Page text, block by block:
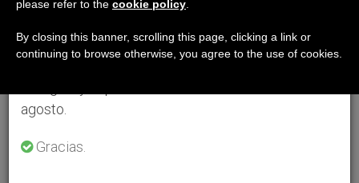
se generan menos informaciones y también el
agosto.
Gracias.
please refer to the cookie policy
By closing this banner, scrolling this page, clicking a link or
continuing to browse otherwise, you agree to the use of cookies.